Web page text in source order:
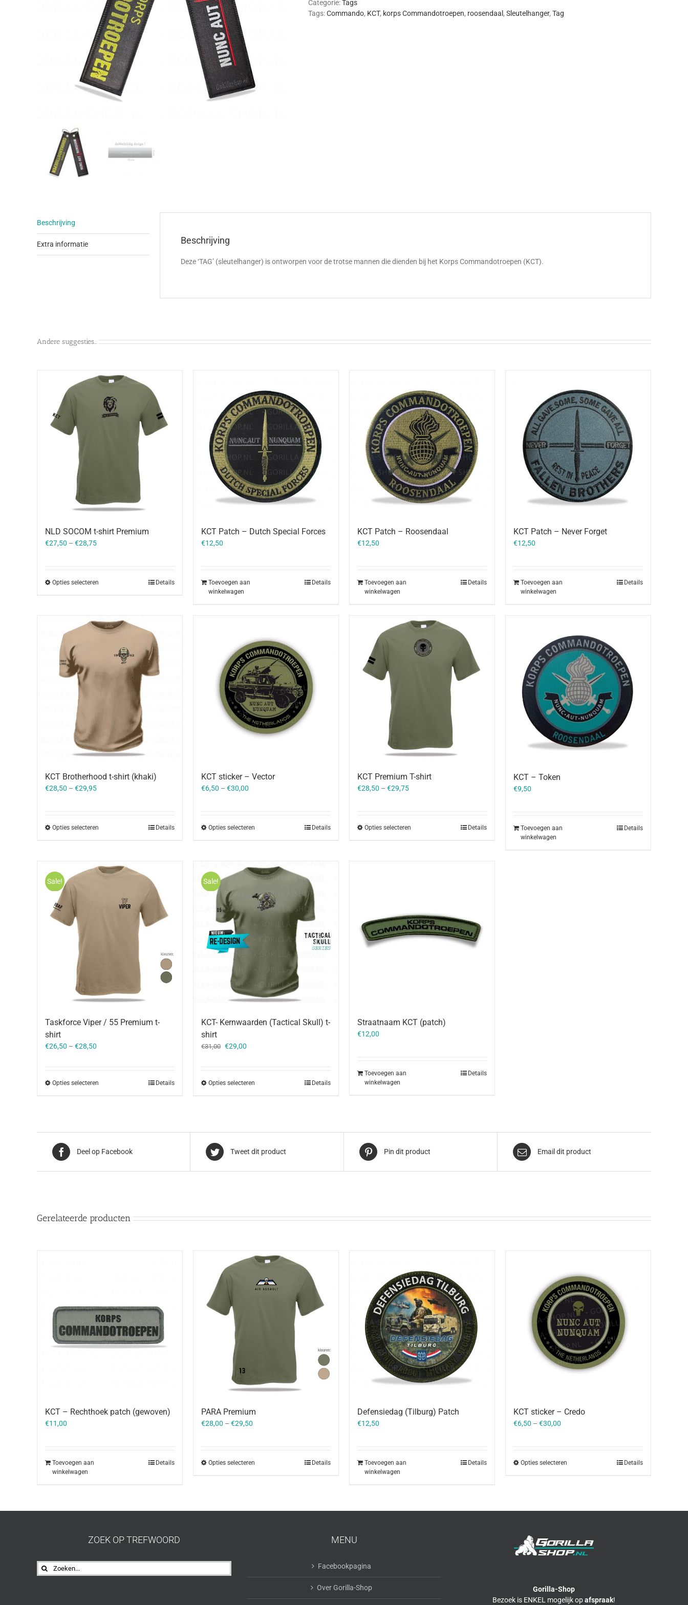
Categorie:Tags
Tags:Commando, KCT, korps Commandotroepen, roosendaal , Sleutelhanger, Tag
Beschrijving
Extra informatie Beschrijving
Deze ‘TAG’ (sleutelhanger) is ontworpen voor de trotse mannen die dienden bij het Korps Commandotroepen (KCT).
Andere suggesties…
NLD SOCOM t-shirt Premium
€27,50 – €28,75
Opties selecteren Details
KCT Patch – Dutch Special Forces
€12,50
Toevoegen aan
winkelwagen
Details
KCT Patch – Roosendaal
€12,50
Toevoegen aan
winkelwagen
Details
KCT Patch – Never Forget
€12,50
Toevoegen aan
winkelwagen
Details
KCT Brotherhood t-shirt (khaki)
€28,50 – €29,95
Opties selecteren Details
KCT sticker – Vector
€6,50 – €30,00
Opties selecteren Details
KCT Premium T-shirt
€28,50 – €29,75
Opties selecteren Details
KCT – Token
€9,50
Toevoegen aan
winkelwagen
Details
Sale!
Taskforce Viper / 55 Premium t-
shirt
€26,50 – €28,50
Opties selecteren Details
Sale!
KCT- Kernwaarden (Tactical Skull) t-
shirt
€31,00 Oorspronkelijke
€29,00
Opties selecteren Details
Straatnaam KCT (patch)
€12,00
Toevoegen aan
winkelwagen
Details
Deel op Facebook Tweet dit product Pin dit product Email dit product
Gerelateerde producten
KCT – Rechthoek patch (gewoven)
€11,00
Toevoegen aan
winkelwagen
Details
PARA Premium
€28,00 – €29,50
Opties selecteren Details
Defensiedag (Tilburg) Patch
€12,50
Toevoegen aan
winkelwagen
Details
KCT sticker – Credo
€6,50 – €30,00
Opties selecteren Details
ZOEK OP TREFWOORD
Zoeken
naar:
MENU
Facebookpagina
Over Gorilla-Shop
Gorilla-Shop
Bezoek is ENKEL mogelijk opafspraak!